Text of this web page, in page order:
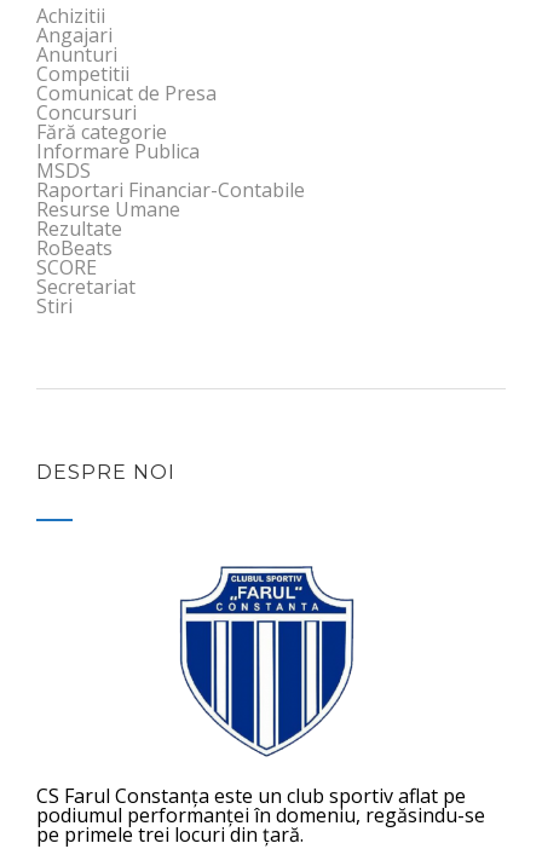
Achizitii
Angajari
Anunturi
Competitii
Comunicat de Presa
Concursuri
Fără categorie
Informare Publica
MSDS
Raportari Financiar-Contabile
Resurse Umane
Rezultate
RoBeats
SCORE
Secretariat
Stiri
DESPRE NOI
CS Farul Constanța este un club sportiv aflat pe
podiumul performanței în domeniu, regăsindu-se
pe primele trei locuri din țară.